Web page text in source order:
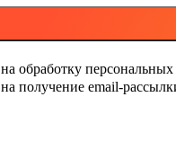
на обработку
на получение email-